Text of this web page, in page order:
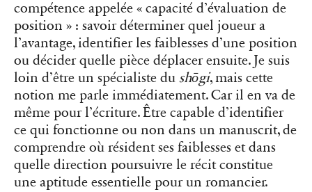
compétence appelée « capacité d’évaluation de
position » : savoir déterminer quel joueur a
l’avantage, identifier les faiblesses d’une position
ou décider quelle pièce déplacer ensuite. Je suis
loin d’être un spécialiste du shōgi, mais cette
notion me parle immédiatement. Car il en va de
même pour l’écriture. Être capable d’identifier
ce qui fonctionne ou non dans un manuscrit, de
comprendre où résident ses faiblesses et dans
quelle direction poursuivre le récit constitue
une aptitude essentielle pour un romancier.